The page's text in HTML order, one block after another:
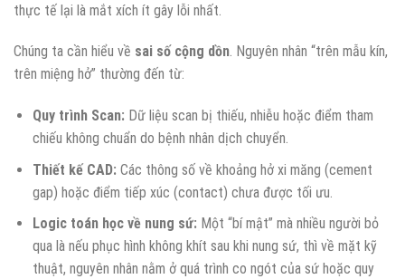
thực tế lại là mắt xích ít gây lỗi nhất.
Chúng ta cần hiểu về sai số cộng dồn. Nguyên nhân “trên mẫu kín,
trên miệng hở” thường đến từ:
Quy trình Scan: Dữ liệu scan bị thiếu, nhiễu hoặc điểm tham
chiếu không chuẩn do bệnh nhân dịch chuyển.
Thiết kế CAD: Các thông số về khoảng hở xi măng (cement
gap) hoặc điểm tiếp xúc (contact) chưa được tối ưu.
Logic toán học về nung sứ: Một “bí mật” mà nhiều người bỏ
qua là nếu phục hình không khít sau khi nung sứ, thì về mặt kỹ
thuật, nguyên nhân nằm ở quá trình co ngót của sứ hoặc quy